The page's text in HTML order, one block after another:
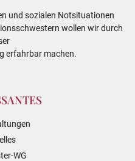
und sozialen Notsituationen
wollen wir durch
erfahrbar machen.
WG